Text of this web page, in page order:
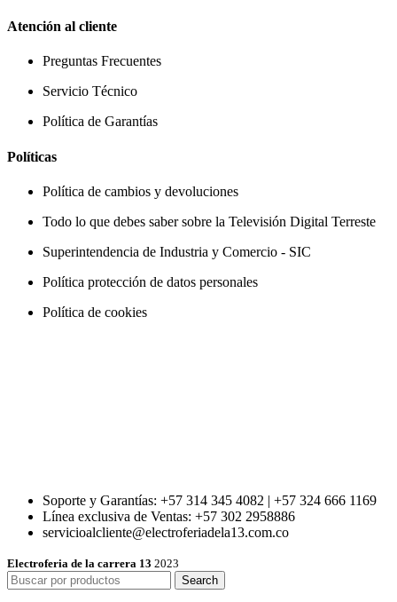
Atención al cliente
Preguntas Frecuentes
Servicio Técnico
Política de Garantías
Políticas
Política de cambios y devoluciones
Todo lo que debes saber sobre la Televisión Digital Terreste
Superintendencia de Industria y Comercio - SIC
Política protección de datos personales
Política de cookies
Soporte y Garantías: +57 314 345 4082 | +57 324 666 1169
Línea exclusiva de Ventas: +57 302 2958886
servicioalcliente@electroferiadela13.com.co
Electroferia de la carrera 13 2023
Search